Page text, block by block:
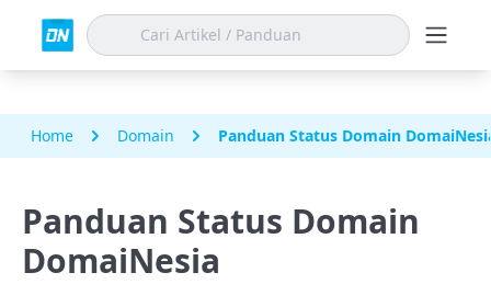
Home Domain Panduan Status Domain
Panduan Status Domain
DomaiNesia